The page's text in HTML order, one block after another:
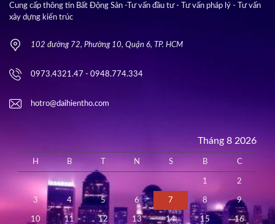
Cung cấp thông tin Bất Động Sản -Tư vấn đầu tư - Tư vấn pháp lý - Tư vấn
xây dựng kiến trúc
102 đường 72, Phường 10, Quận 6, TP. HCM
0973.4321.47 - 0948.774.334
hotro@daihientho.com
Tháng 8 2026
H B N S B C
1 2
3 4 5 6 7 8 9
10 11 12 13 14 15 16